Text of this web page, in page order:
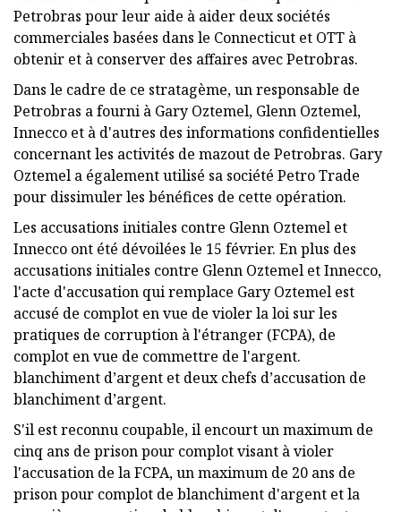
Petrobras pour leur aide à aider deux sociétés
commerciales basées dans le Connecticut et OTT à
obtenir et à conserver des affaires avec Petrobras.
Dans le cadre de ce stratagème, un responsable de
Petrobras a fourni à Gary Oztemel, Glenn Oztemel,
Innecco et à d'autres des informations confidentielles
concernant les activités de mazout de Petrobras. Gary
Oztemel a également utilisé sa société Petro Trade
pour dissimuler les bénéfices de cette opération.
Les accusations initiales contre Glenn Oztemel et
Innecco ont été dévoilées le 15 février. En plus des
accusations initiales contre Glenn Oztemel et Innecco,
l'acte d'accusation qui remplace Gary Oztemel est
accusé de complot en vue de violer la loi sur les
pratiques de corruption à l'étranger (FCPA), de
complot en vue de commettre de l'argent.
blanchiment d’argent et deux chefs d’accusation de
blanchiment d’argent.
S'il est reconnu coupable, il encourt un maximum de
cinq ans de prison pour complot visant à violer
l'accusation de la FCPA, un maximum de 20 ans de
prison pour complot de blanchiment d'argent et la